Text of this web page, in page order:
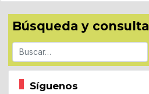
Búsqueda y consulta
Buscar
Síguenos